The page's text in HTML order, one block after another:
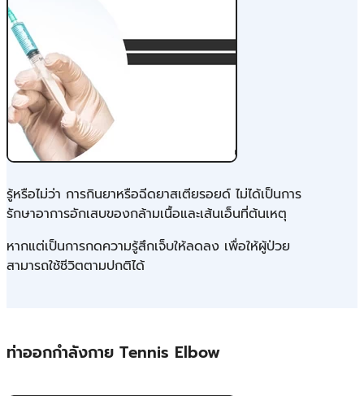
รู้หรือไม่ว่า การกินยาหรือฉีดยาสเตียรอยด์ ไม่ได้เป็นการ
รักษาอาการอักเสบของกล้ามเนื้อและเส้นเอ็นที่ต้นเหตุ
หากแต่เป็นการกดความรู้สึกเจ็บให้ลดลง เพื่อให้ผู้ป่วย
สามารถใช้ชีวิตตามปกติได้
ท่าออกกำลังกาย Tennis Elbow